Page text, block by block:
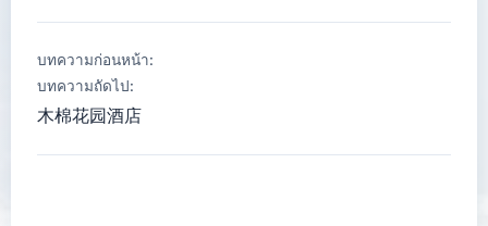
บทความก่อนหน้า:
บทความถัดไป:
木棉花园酒店